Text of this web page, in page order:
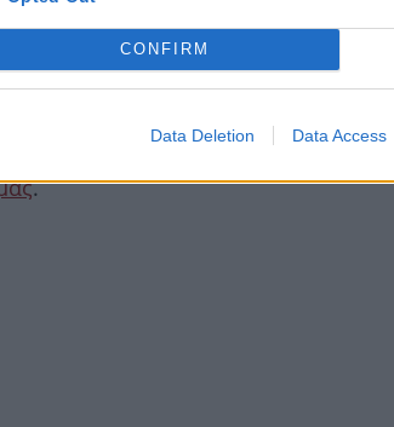
CONFIRM
Data Deletion Data Access
το 2018 όταν πέθανε η μαμά της»
μετάλλια, αλλά εάν δεν είχα την
χρόνια περάσαμε δύσκολα.
τη ζωή μου. Από τη
.